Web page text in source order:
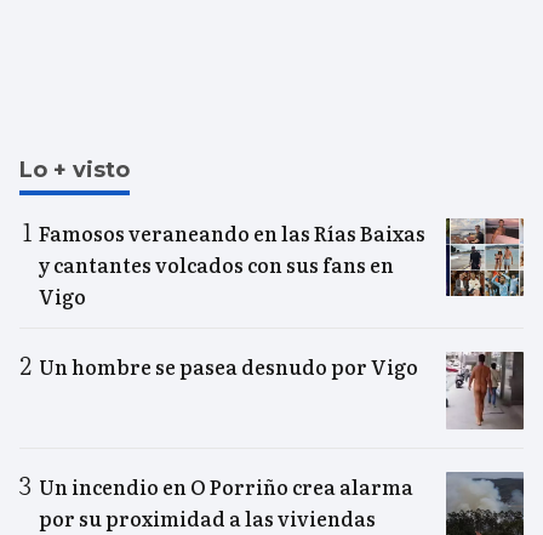
Lo + visto
Famosos veraneando en las Rías Baixas
y cantantes volcados con sus fans en
Vigo
Un hombre se pasea desnudo por Vigo
Un incendio en O Porriño crea alarma
por su proximidad a las viviendas